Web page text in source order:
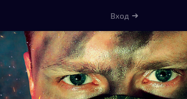
Вход